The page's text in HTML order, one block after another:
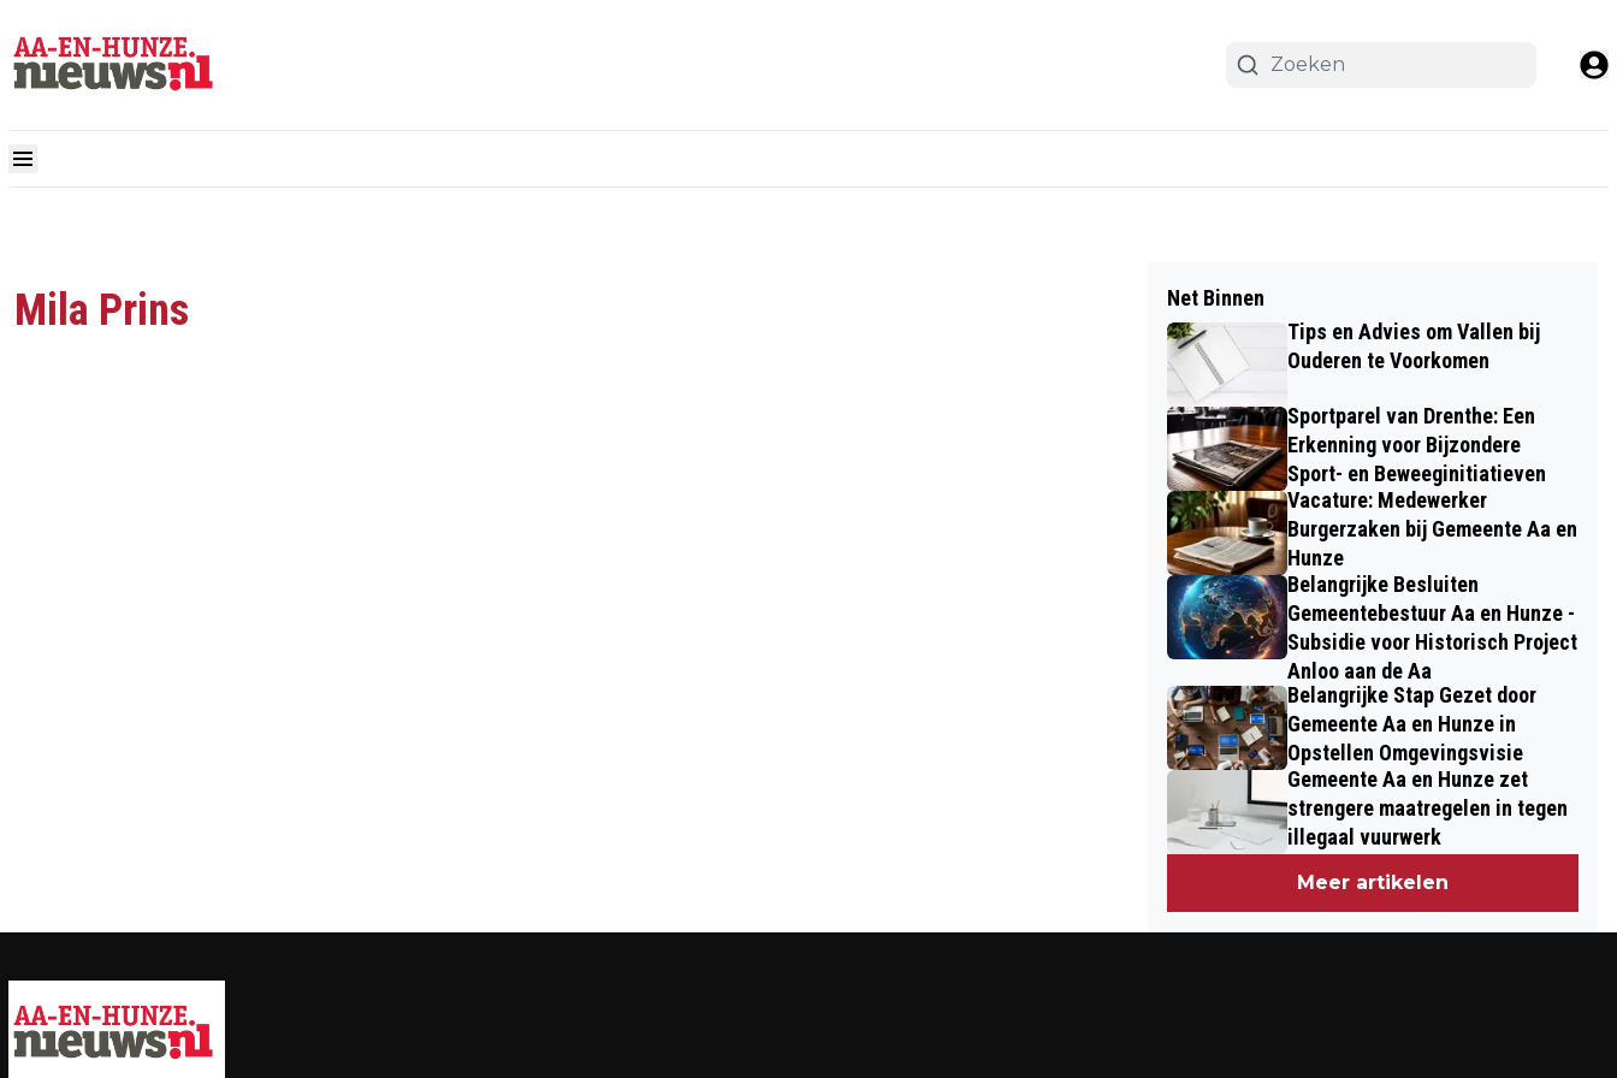
Mila Prins
Net Binnen
Tips en Advies om Vallen bij
Ouderen te Voorkomen
Sportparel van Drenthe: Een
Erkenning voor Bijzondere
Sport- en Beweeginitiatieven
Vacature: Medewerker
Burgerzaken bij Gemeente Aa en
Hunze
Belangrijke Besluiten
Gemeentebestuur Aa en Hunze -
Subsidie voor Historisch Project
Anloo aan de Aa
Belangrijke Stap Gezet door
Gemeente Aa en Hunze in
Opstellen Omgevingsvisie
Gemeente Aa en Hunze zet
strengere maatregelen in tegen
illegaal vuurwerk
Meer artikelen